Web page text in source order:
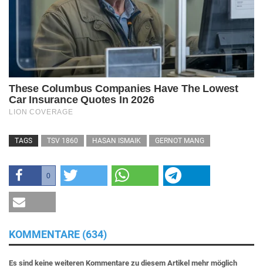
TAGS TSV 1860 HASAN ISMAIK GERNOT MANG
0
KOMMENTARE (634)
Es sind keine weiteren Kommentare zu diesem Artikel mehr möglich